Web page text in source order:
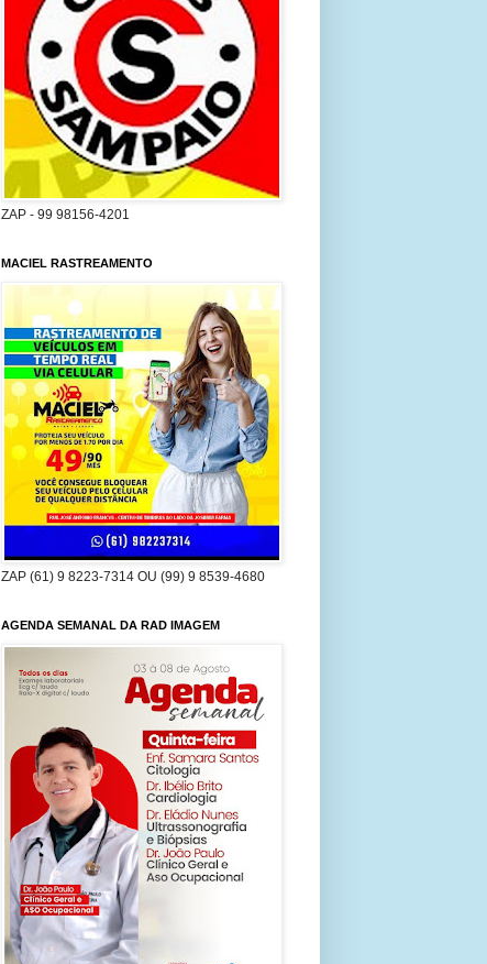
ZAP - 99 98156-4201
MACIEL RASTREAMENTO
ZAP (61) 9 8223-7314 OU (99) 9 8539-4680
AGENDA SEMANAL DA RAD IMAGEM